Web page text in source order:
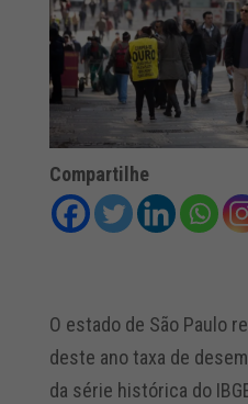
Compartilhe
O estado de São Paulo
deste ano taxa de
da série histórica do